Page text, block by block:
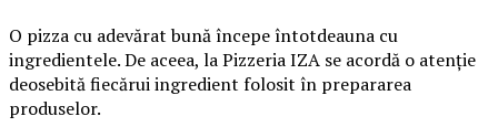
O pizza cu adevărat bună începe întotdeauna cu
ingredientele. De aceea, la Pizzeria IZA se acordă o atenție
deosebită fiecărui ingredient folosit în prepararea
produselor.